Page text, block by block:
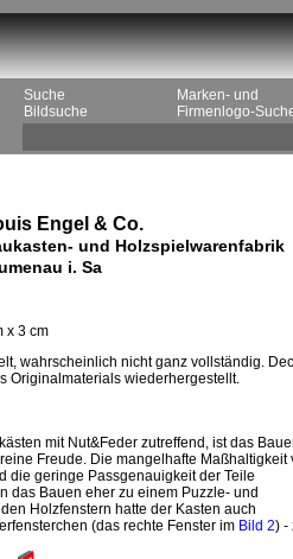
Suche
Bildsuche
Marken- und
Firmenlogo-
Engel & Co.
und Holzspielwarenfabrik
i. Sa
x 3 cm
wahrscheinlich nicht ganz vollständig.
Originalmaterials wiederhergestellt.
mit Nut&Feder zutreffend, ist das
Freude. Die mangelhafte Maßhaltigkeit
die geringe Passgenauigkeit der Teile
das Bauen eher zu einem Puzzle- und
Holzfenstern hatte der Kasten auch
(das rechte Fenster im Bild 2) -